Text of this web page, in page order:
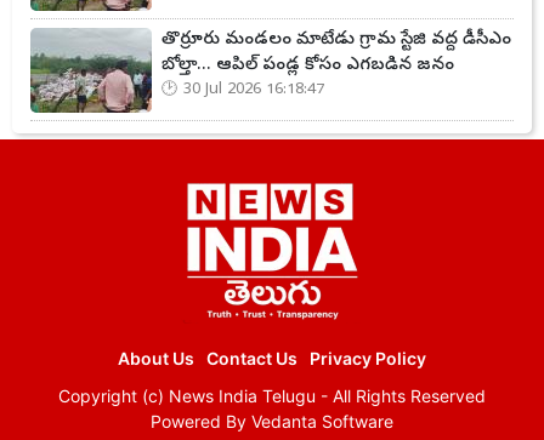
తొర్రూరు మండలం మాటేడు గ్రామ స్టేజి వద్ద డీసీఎం
బోల్తా... ఆపిల్ పండ్ల కోసం ఎగబడిన జనం
30 Jul 2026 16:18:47
About Us Contact Us
Privacy Policy
Copyright (c) News India Telugu - All Rights Reserved
Powered By Vedanta Software